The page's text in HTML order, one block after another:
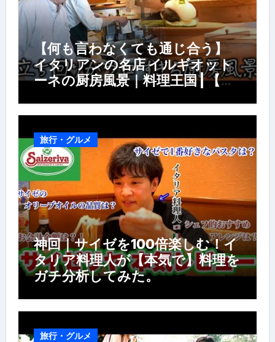
【何も言わなくても通じ合う】
イタリアンの名店 イルギオット
ーネの厨房風景｜料理王国 | 【厨
風景】
旅行・グルメ
神回｜サイゼを100倍楽しむ！イ
タリア料理人が【本気で】料理を
ガチ分析してみた。
旅行・グルメ